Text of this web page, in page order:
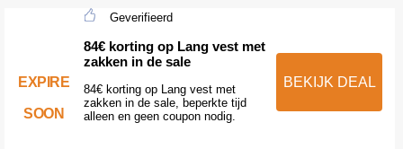
EXPIRE
SOON
Geverifieerd
84€ korting op Lang vest met
zakken in de sale
84€ korting op Lang vest met
zakken in de sale, beperkte tijd
alleen en geen coupon nodig.
BEKIJK DEAL